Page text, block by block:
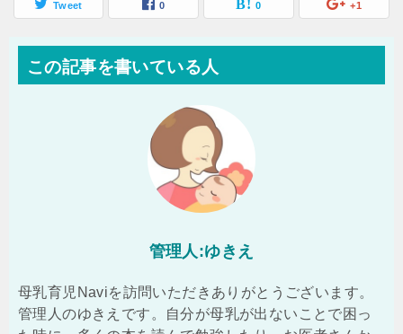
Tweet 0 0 +1
この記事を書いている人
管理人:ゆきえ
母乳育児Naviを訪問いただきありがとうございます。
管理人のゆきえです。自分が母乳が出ないことで困っ